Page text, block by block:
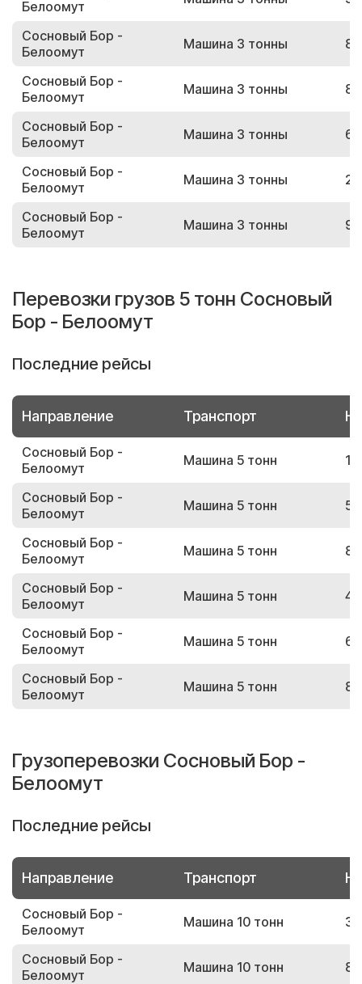
Белоомут
Сосновый Бор -
Белоомут
Машина 3 тонны
Сосновый Бор -
Белоомут
Машина 3 тонны
Сосновый Бор -
Белоомут
Машина 3 тонны
Сосновый Бор -
Белоомут
Машина 3 тонны
Сосновый Бор -
Белоомут
Машина 3 тонны
Перевозки грузов 5 тонн Сосновый
Бор - Белоомут
Последние рейсы
Направление Транспорт
Сосновый Бор -
Белоомут
Машина 5 тонн
Сосновый Бор -
Белоомут
Машина 5 тонн
Сосновый Бор -
Белоомут
Машина 5 тонн
Сосновый Бор -
Белоомут
Машина 5 тонн
Сосновый Бор -
Белоомут
Машина 5 тонн
Сосновый Бор -
Белоомут
Машина 5 тонн
Грузоперевозки Сосновый Бор -
Белоомут
Последние рейсы
Направление Транспорт
Сосновый Бор -
Белоомут
Машина 10 тонн
Сосновый Бор -
Белоомут
Машина 10 тонн